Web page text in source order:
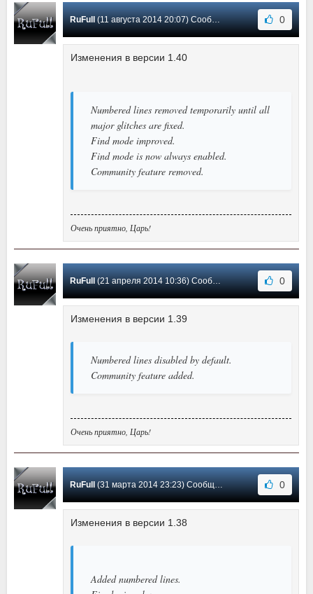
RuFull (11 августа 2014 20:07) Сообщение #11 0
Изменения в версии 1.40
Numbered lines removed temporarily until all
major glitches are fixed.
Find mode improved.
Find mode is now always enabled.
Community feature removed.
Очень приятно, Царь!
RuFull (21 апреля 2014 10:36) Сообщение #10 0
Изменения в версии 1.39
Numbered lines disabled by default.
Community feature added.
Очень приятно, Царь!
RuFull (31 марта 2014 23:23) Сообщение #9 0
Изменения в версии 1.38
Added numbered lines.